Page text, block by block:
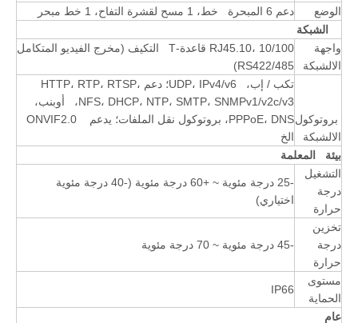
الوضع
دعم 6 المبحرة خط، 1 مسح لقشرة التفاح، 1 خط مبحر
الشبكة
واجهة
الالشبكة
RJ45.10، 10/100 قاعدة-T التكيف (مخرج الفيديو المتكامل
RS422/485)
بروتوكول
الالشبكة
تكب / إب، UDP، IPv4/v6؛ دعم HTTP، RTP، RTSP،
NFS، DHCP، NTP، SMTP، SNMPv1/v2c/v3، أوبنب،
PPPoE، DNS، بروتوكول نقل الملفات؛ يدعم ONVIF2.0
الخ
بيئة المعلمة
التشغيل
درجة
حرارة
-25 درجة مئوية ~ +60 درجة مئوية (-40 درجة مئوية
اختياري)
تخزين
درجة
حرارة
-45 درجة مئوية ~ 70 درجة مئوية
مستوى
الحماية
IP66
عام